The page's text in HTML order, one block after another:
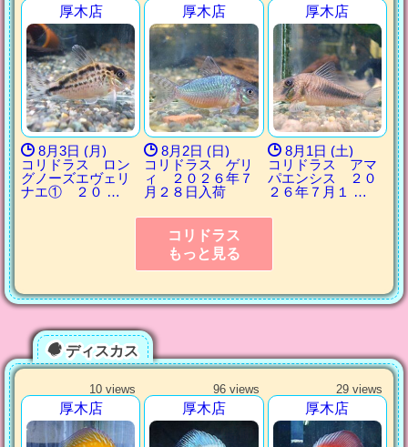
厚木店
8月3日 (月)
コリドラス ロン
グノーズエヴェリ
ナエ① ２０ …
厚木店
8月2日 (日)
コリドラス ゲリ
ィ ２０２６年７
月２８日入荷
厚木店
8月1日 (土)
コリドラス アマ
パエンシス ２０
２６年７月１ …
コリドラス
もっと見る
ディスカス
10 views
厚木店
96 views
厚木店
29 views
厚木店